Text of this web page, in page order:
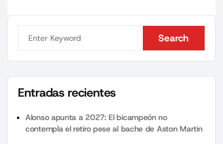
Search
Search
Entradas recientes
Alonso apunta a 2027: El bicampeón no
contempla el retiro pese al bache de Aston Martin